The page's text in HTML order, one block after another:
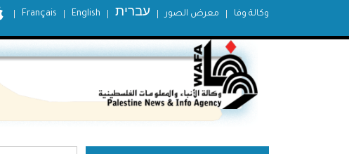
Français English עברית معرض الصور وكالة وفا